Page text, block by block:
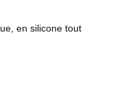
en silicone tout